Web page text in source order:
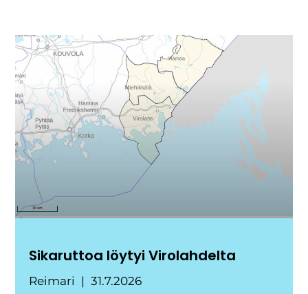
Sikaruttoa löytyi Virolahdelta
Reimari 31.7.2026